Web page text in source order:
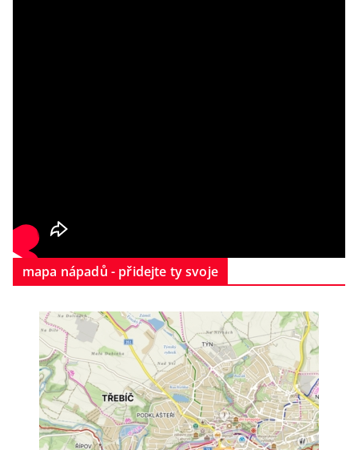
mapa nápadů - přidejte ty svoje